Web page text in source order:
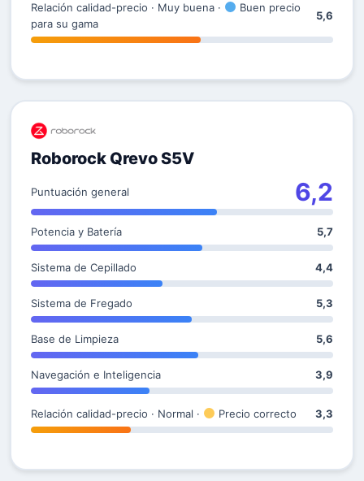
Relación calidad-precio · Muy buena ·
Buen precio
para su gama
5,6
Roborock Qrevo S5V
Puntuación general 6,2
Potencia y Batería 5,7
Sistema de Cepillado 4,4
Sistema de Fregado 5,3
Base de Limpieza 5,6
Navegación e Inteligencia 3,9
Relación calidad-precio · Normal · Precio correcto 3,3